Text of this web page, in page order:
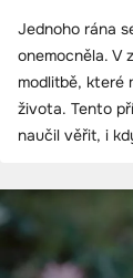
Jednoho rána
onemocněla. V
modlitbě, které
života. Tento
naučil věřit, i